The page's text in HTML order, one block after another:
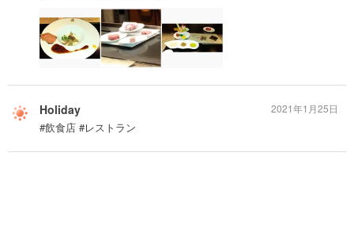
Holiday
#飲食店 #レストラン
2021年1月25日